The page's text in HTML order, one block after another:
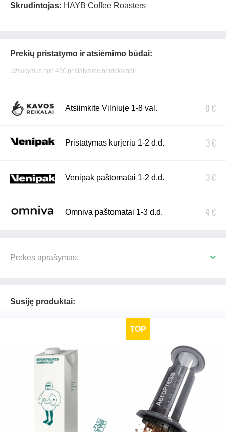
Skrudintojas: HAYB Coffee Roasters
Prekių pristatymo ir atsiėmimo būdai:
Užsakymus nuo 49€ pristatysime nemokamai!
Atsiimkite Vilniuje 1-8 val. 0 €
Pristatymas kurjeriu 1-2 d.d. 3 €
Venipak paštomatai 1-2 d.d. 3 €
Omniva paštomatai 1-3 d.d. 4 €
Prekės aprašymas:
Susiję produktai:
TOP